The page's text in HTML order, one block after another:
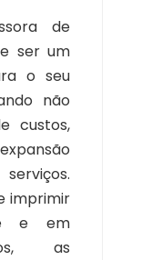
de
ser um
o seu
não
custos,
imprimir
e em
as